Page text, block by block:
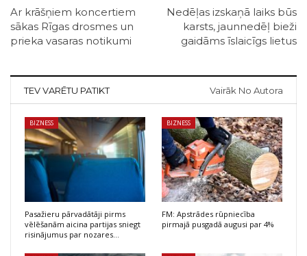
Ar krāšņiem koncertiem
sākas Rīgas drosmes un
prieka vasaras notikumi
Nedēļas izskaņā laiks būs
karsts, jaunnedēļ bieži
gaidāms īslaicīgs lietus
TEV VARĒTU PATIKT Vairāk No Autora
BIZNESS
Pasažieru pārvadātāji pirms
vēlēšanām aicina partijas sniegt
risinājumus par nozares…
BIZNESS
FM: Apstrādes rūpniecība
pirmajā pusgadā augusi par 4%